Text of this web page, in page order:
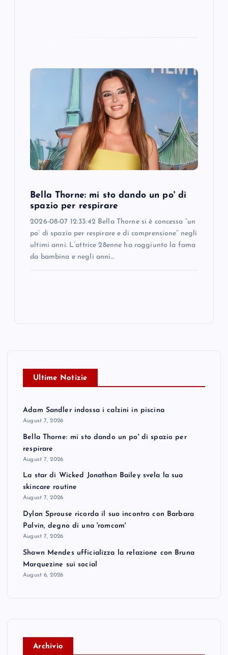
Bella Thorne: mi sto dando un po' di
spazio per respirare
2026-08-07 12:33:42 Bella Thorne si è concessa “un
po’ di spazio per respirare e di comprensione” negli
ultimi anni. L’attrice 28enne ha raggiunto la fama
da bambina e negli anni…
Ultime Notizie
Adam Sandler indossa i calzini in piscina
August 7, 2026
Bella Thorne: mi sto dando un po' di spazio per
respirare
August 7, 2026
La star di Wicked Jonathan Bailey svela la sua
skincare routine
August 7, 2026
Dylan Sprouse ricorda il suo incontro con Barbara
Palvin, degno di una 'romcom'
August 7, 2026
Shawn Mendes ufficializza la relazione con Bruna
Marquezine sui social
August 6, 2026
Archivio